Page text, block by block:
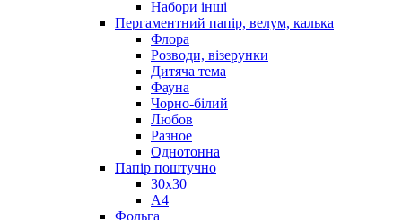
Набори інші
Пергаментний папір, велум, калька
Флора
Розводи, візерунки
Дитяча тема
Фауна
Чорно-білий
Любов
Разное
Однотонна
Папір поштучно
30х30
А4
Фольга